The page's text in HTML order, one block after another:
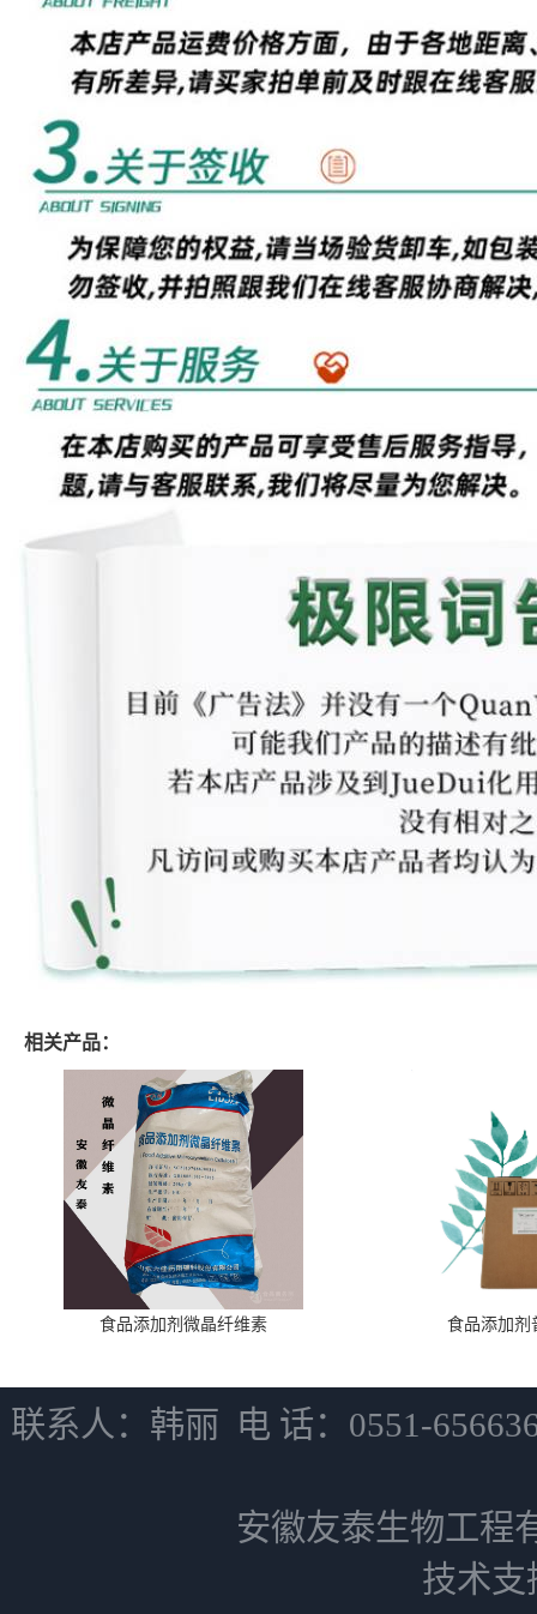
相关产品：
食品添加剂微晶纤维素 食品添加剂
联系人：韩丽 电 话：0551-
安徽友泰生物工程
技术